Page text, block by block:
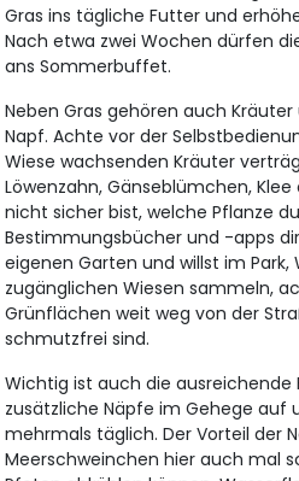
Gras ins tägliche Futter und
Nach etwa zwei Wochen dürfen
ans Sommerbuffet.
Neben Gras gehören auch
Napf. Achte vor der
Wiese wachsenden Kräuter
Löwenzahn, Gänseblümchen,
nicht sicher bist, welche Pflanze
Bestimmungsbücher und -apps
eigenen Garten und willst im Park,
zugänglichen Wiesen sammeln,
Grünflächen weit weg von der
schmutzfrei sind.
Wichtig ist auch die ausreichende
zusätzliche Näpfe im Gehege auf
mehrmals täglich. Der Vorteil der
Meerschweinchen hier auch mal